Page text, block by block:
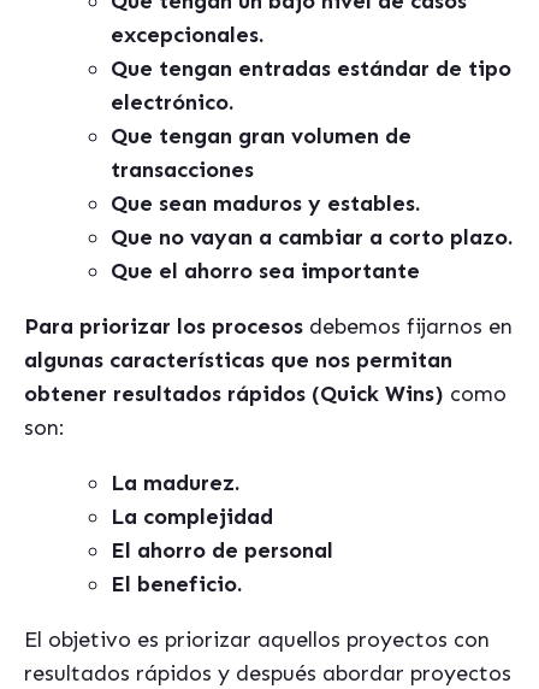
excepcionales.
Que tengan entradas estándar de tipo
electrónico.
Que tengan gran volumen de
transacciones
Que sean maduros y estables.
Que no vayan a cambiar a corto plazo.
Que el ahorro sea importante
Para priorizar los procesos debemos fijarnos en
algunas características que nos permitan
obtener resultados rápidos (Quick Wins) como
son:
La madurez.
La complejidad
El ahorro de personal
El beneficio.
El objetivo es priorizar aquellos proyectos con
resultados rápidos y después abordar proyectos